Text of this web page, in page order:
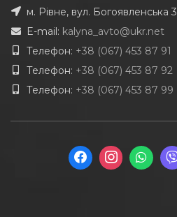
м. Рівне, вул. Богоявленська 3
E-mail: kalyna_avto@ukr.net
Телефон: +38 (067) 453 87 91
Телефон: +38 (067) 453 87 92
Телефон: +38 (067) 453 87 99